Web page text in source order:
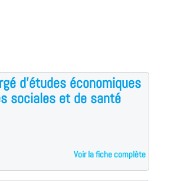
d'études économiques
sociales et de santé
Voir la fiche complète